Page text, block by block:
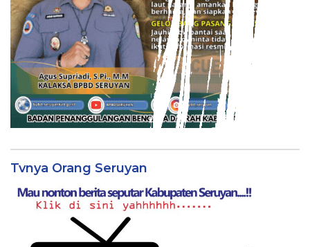
Tvnya Orang Seruyan